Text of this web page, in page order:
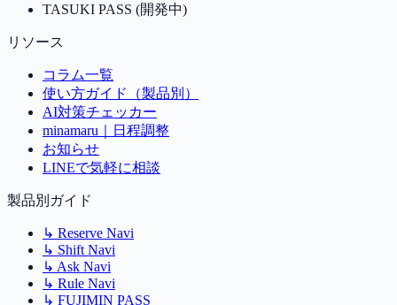
TASUKI PASS (開発中)
リソース
コラム一覧
使い方ガイド（製品別）
AI対策チェッカー
minamaru｜日程調整
お知らせ
LINEで気軽に相談
製品別ガイド
↳ Reserve Navi
↳ Shift Navi
↳ Ask Navi
↳ Rule Navi
↳ FUJIMIN PASS